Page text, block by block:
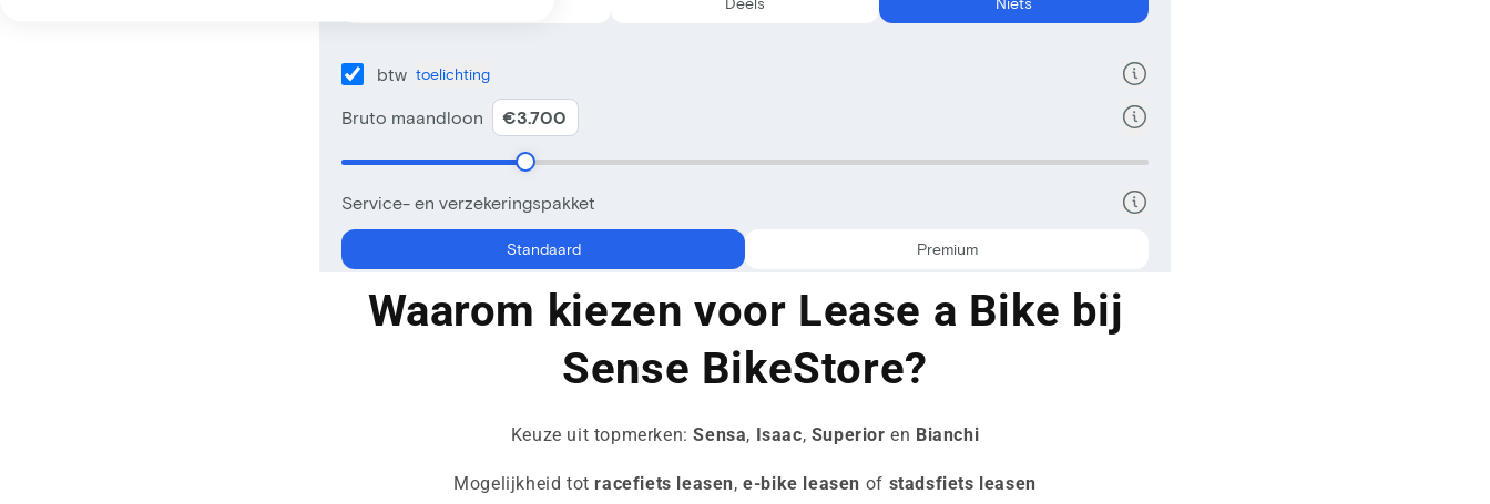
Waarom kiezen voor Lease a Bike bij
Sense BikeStore?
Keuze uit topmerken:Sensa, Isaac, Superior en Bianchi
Mogelijkheid tot racefiets leasen,e-bike leasen of stadsfiets leasen